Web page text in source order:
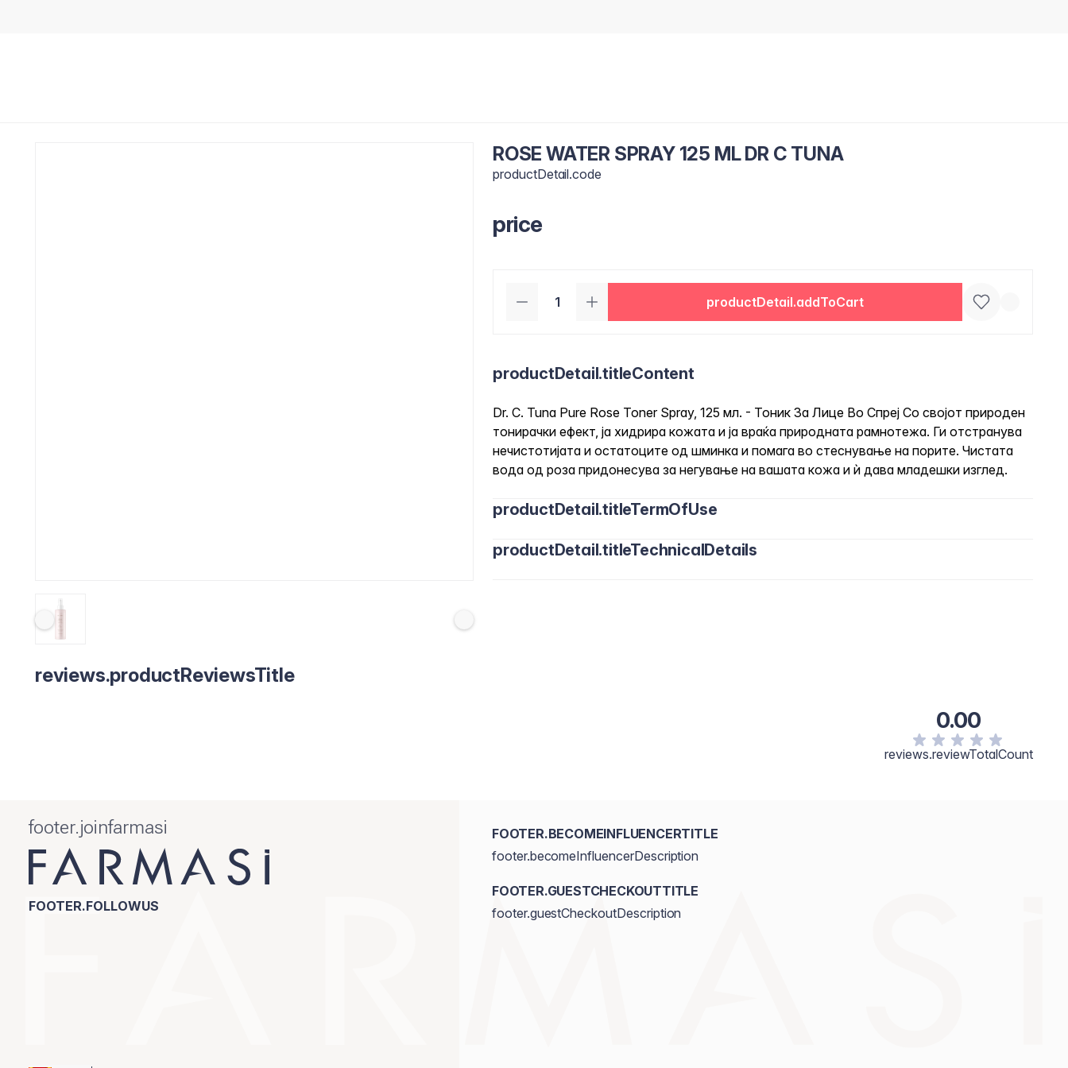
ROSE WATER SPRAY 125 ML DR C TUNA
productDetail.code
price
productDetail.addToCart
productDetail.titleContent
Dr. C. Tuna Pure Rose Toner Spray, 125 мл. - Тоник За Лице Во Спреј Со својот природен
тонирачки ефект, ја хидрира кожата и ја враќа природната рамнотежа. Ги отстранува
нечистотијата и остатоците од шминка и помага во стеснување на порите. Чистата
вода од роза придонесува за негување на вашата кожа и ѝ дава младешки изглед.
productDetail.titleTermOfUse
Нанесете на лицето и вратот наутро и/или преку ден по потреба. Можете директно да
productDetail.titleTechnicalDetails
reviews.productReviewsTitle
0.00
reviews.reviewTotalCount
footer.joinfarmasi
FOOTER.FOLLOWUS
FOOTER.BECOMEINFLUENCERTITLE
footer.becomeInfluencerDescription
FOOTER.GUESTCHECKOUTTITLE
footer.guestCheckoutDescription